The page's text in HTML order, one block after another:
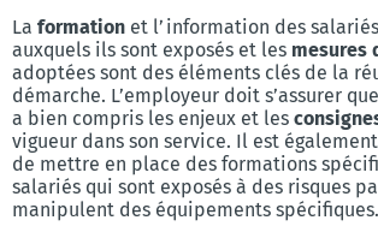
La formation et l’information des
auxquels ils sont exposés et les mesures
adoptées sont des éléments clés de la
démarche. L’employeur doit s’assurer
a bien compris les enjeux et les
vigueur dans son service. Il est
de mettre en place des formations
salariés qui sont exposés à des risques
manipulent des équipements spécifiques.